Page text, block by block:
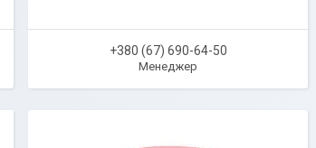
+380 (67) 690-64-50
Менеджер